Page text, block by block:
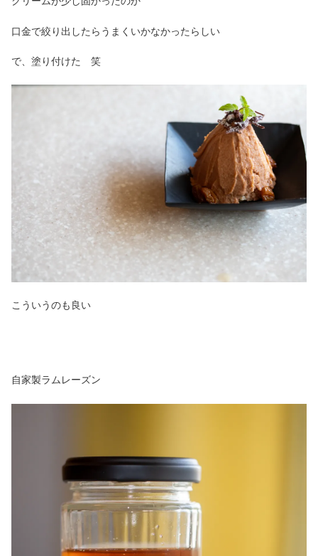
口金で絞り出したらうまくいかなかったらしい
で、塗り付けた 笑
こういうのも良い
自家製ラムレーズン